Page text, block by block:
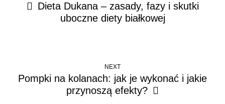
Dieta Dukana – zasady, fazy i skutki
uboczne diety białkowej
NEXT
Pompki na kolanach: jak je wykonać i jakie
przynoszą efekty?